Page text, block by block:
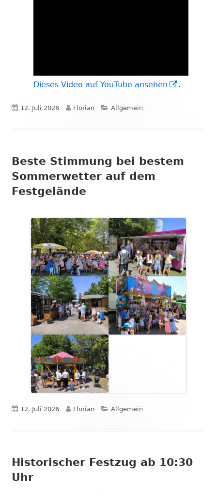
Dieses Video auf YouTube ansehen
In.
Veröffentlicht
12. Juli 2026 Autor
Florian Kategorien
Allgemein
Beste Stimmung bei bestem
Sommerwetter auf dem
Festgelände
Veröffentlicht
12. Juli 2026 Autor
Florian Kategorien
Allgemein
Historischer Festzug ab 10:30
Uhr